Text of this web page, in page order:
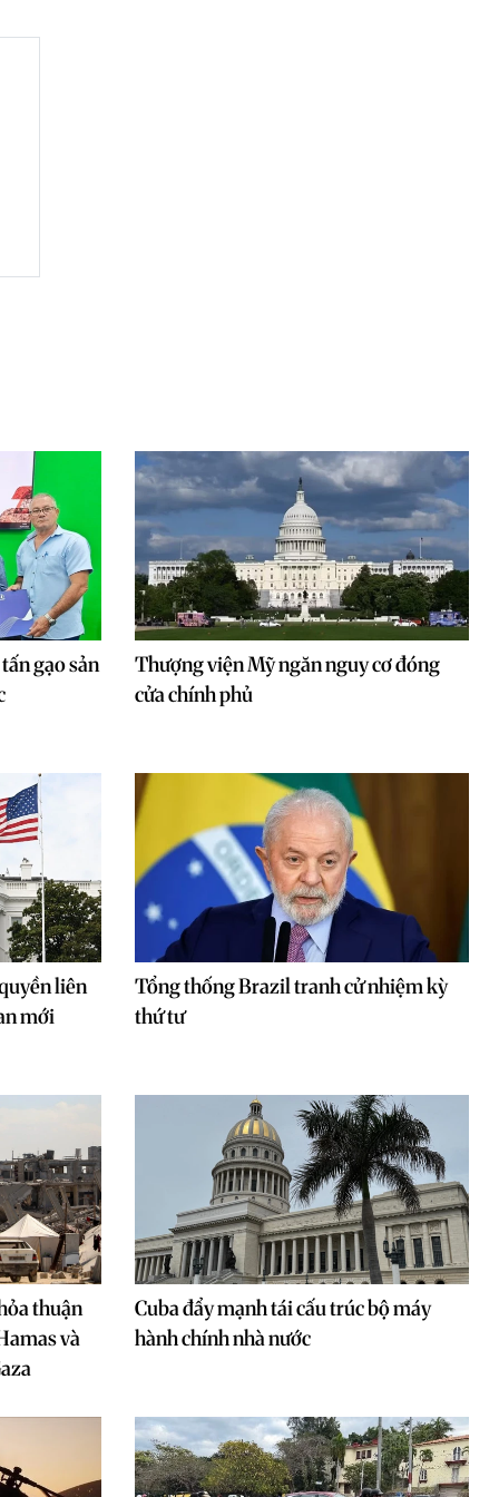
gạo sản
Thượng viện Mỹ ngăn nguy cơ đóng
cửa chính phủ
liên
mới
Tổng thống Brazil tranh cử nhiệm kỳ
thứ tư
thuận
và
Cuba đẩy mạnh tái cấu trúc bộ máy
hành chính nhà nước